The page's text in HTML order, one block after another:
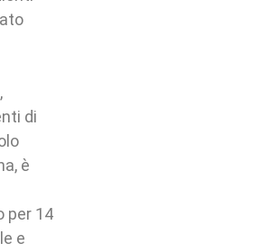
di
è
per 14
e